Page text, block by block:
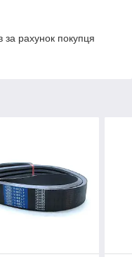
рахунок покупця